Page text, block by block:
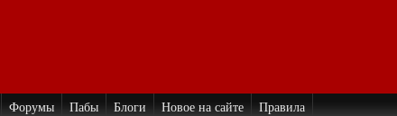
Форумы Пабы Блоги Новое на сайте Правила